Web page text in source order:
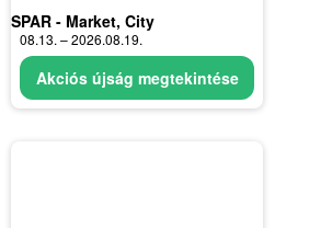
SPAR - Market, City
08.13. – 2026.08.19.
Akciós újság megtekintése